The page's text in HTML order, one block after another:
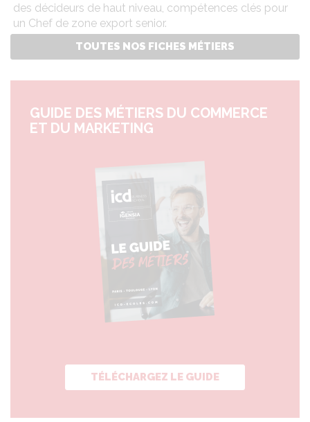
des décideurs de haut niveau, compétences clés pour
un Chef de zone export senior.
TOUTES NOS FICHES MÉTIERS
GUIDE DES MÉTIERS DU COMMERCE
ET DU MARKETING
TÉLÉCHARGEZ LE GUIDE